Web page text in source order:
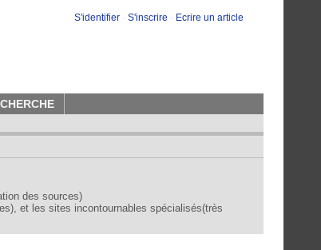
S'identifier - S'inscrire - Ecrire un article
des sources)
et les sites incontournables spécialisés(très